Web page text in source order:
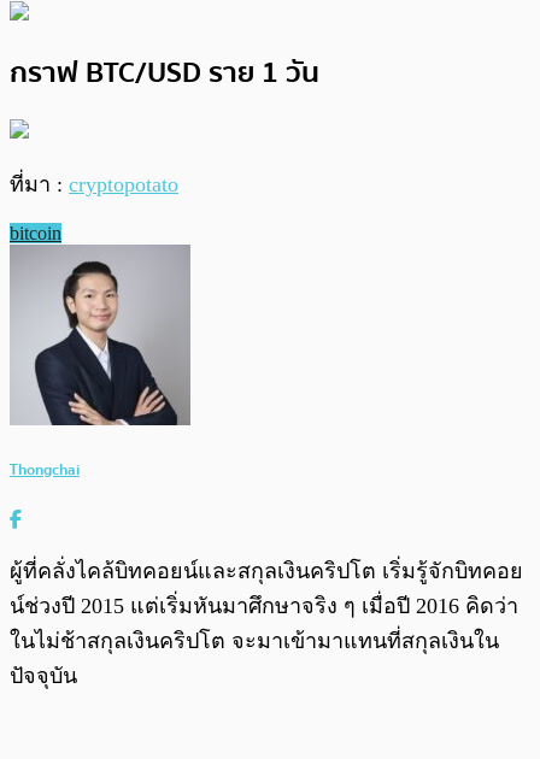
กราฟ BTC/USD ราย 1 วัน
ที่มา : cryptopotato
bitcoin
Thongchai
ผู้ที่คลั่งไคล้บิทคอยน์และสกุลเงินคริปโต เริ่มรู้จักบิทคอย
น์ช่วงปี 2015 แต่เริ่มหันมาศึกษาจริง ๆ เมื่อปี 2016 คิดว่า
ในไม่ช้าสกุลเงินคริปโต จะมาเข้ามาแทนที่สกุลเงินใน
ปัจจุบัน